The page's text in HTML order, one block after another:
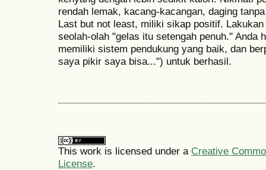
rendah lemak, kacang-kacangan, daging
Last but not least, miliki sikap positif.
seolah-olah "gelas itu setengah penuh." Anda
memiliki sistem pendukung yang baik, dan
saya pikir saya bisa...") untuk berhasil.
This work is licensed under a Creative
License.